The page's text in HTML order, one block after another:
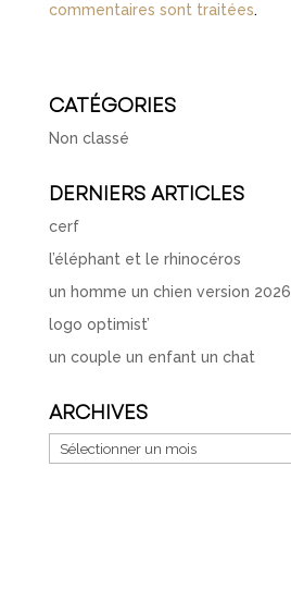
commentaires sont traitées.
CATÉGORIES
Non classé
DERNIERS ARTICLES
cerf
l’éléphant et le rhinocéros
un homme un chien version 2026
logo optimist’
un couple un enfant un chat
ARCHIVES
Archives